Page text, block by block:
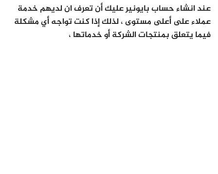
عند انشاء حساب بايونير عليك أن تعرف ان لديهم خدمة
عملاء على أعلى مستوى ، لذلك إذا كنت تواجه أي مشكلة
فيما يتعلق بمنتجات الشركة أو خدماتها ،